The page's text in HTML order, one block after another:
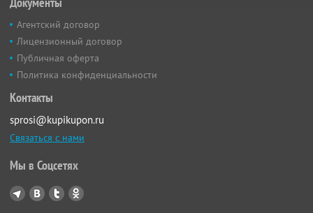
Агентский договор
Лицензионный договор
Публичная оферта
Политика конфиденциальности
Контакты
sprosi@kupikupon.ru
Связаться с нами
Мы в Соцсетях